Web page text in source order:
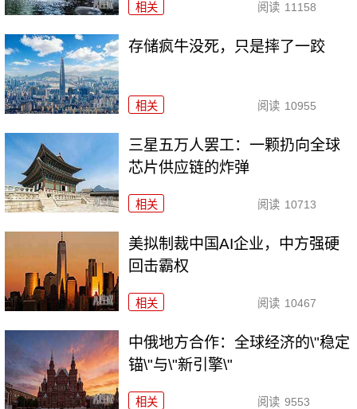
相关 阅读 11158
存储疯牛没死，只是摔了一跤
相关 阅读 10955
三星五万人罢工：一颗扔向全球
芯片供应链的炸弹
相关 阅读 10713
美拟制裁中国AI企业，中方强硬
回击霸权
相关 阅读 10467
中俄地方合作：全球经济的\"稳定
锚\"与\"新引擎\"
相关 阅读 9553